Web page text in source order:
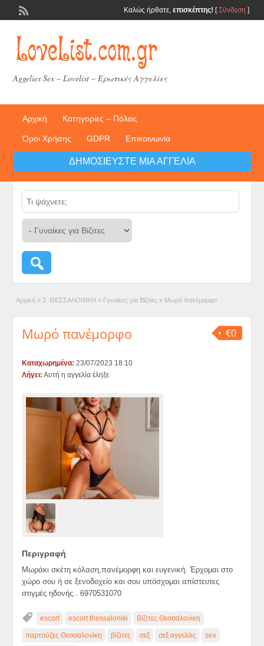
Καλώς ήρθατε, επισκέπτης! [Σύνδεση ]
Aggelies Sex – Lovelist – Ερωτικές Αγγελίες
Αρχική Κατηγορίες – Πόλεις
Όροι Χρήσης GDPR Επικοινωνία
ΔΗΜΟΣΙΕΎΣΤΕ ΜΙΑ ΑΓΓΕΛΊΑ
Αρχική » 2. ΘΕΣΣΑΛΟΝΙΚΗ » Γυναίκες για Βίζιτες » Μωρό πανέμορφο
€0
Μωρό πανέμορφο
Καταχωρημένα: 23/07/2023 18:10
Λήγει: Αυτή η αγγελία έληξε
Περιγραφή
Μωράκι σκέτη κόλαση,πανέμορφη και ευγενική. Έρχομαι στο
χώρο σου ή σε ξενοδοχείο και σου υπόσχομαι απίστευτες
στιγμές ηδονής.. 6970531070
escort escort thessaloniki Βίζιτες Θεσσαλονίκη
παρτούζες Θεσσαλονίκη βίζιτες σεξ σεξ αγγελίες sex